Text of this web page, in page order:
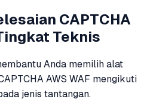
CAPTCHA
Teknis
Anda memilih alat
AWS WAF mengikuti
jenis tantangan.